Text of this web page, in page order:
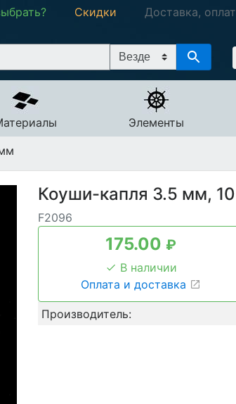
Скидки Доставка,
Элементы
Коуши-капля 3.5 мм,
F2096
175.00 ₽
В наличии
Оплата и доставка
Производитель: